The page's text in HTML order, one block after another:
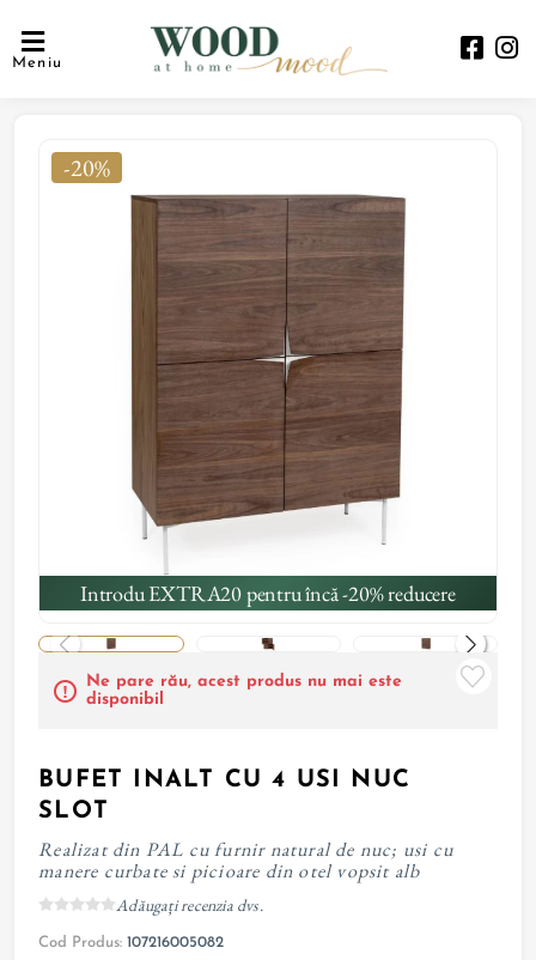
Meniu
-20%
Introdu EXTRA20 pentru încă -20% reducere
Ne pare rău, acest produs nu mai este
disponibil
BUFET INALT CU 4 USI NUC
SLOT
Realizat din PAL cu furnir natural de nuc; usi cu
manere curbate si picioare din otel vopsit alb
Adăugați recenzia dvs.
Cod Produs: 107216005082